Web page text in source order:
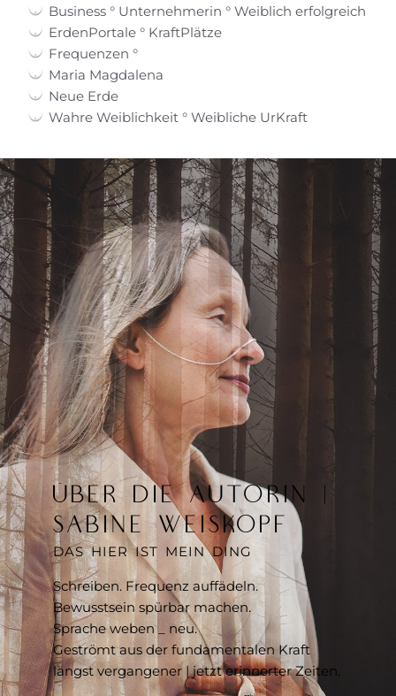
Business ° Unternehmerin ° Weiblich erfolgreich
ErdenPortale ° KraftPlätze
Frequenzen °
Maria Magdalena
Neue Erde
Wahre Weiblichkeit ° Weibliche UrKraft
ÜBER DIE AUTORIN |
SABINE WEISKOPF
DAS HIER IST MEIN DING
Schreiben. Frequenz auffädeln.
Bewusstsein spürbar machen.
Sprache weben _ neu.
Geströmt aus der fundamentalen Kraft
längst vergangener | jetzt erinnerter Zeiten.